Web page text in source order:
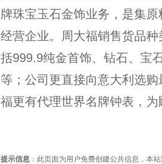
牌珠宝玉石金饰业务，是集
经营企业。周大福销售货品
括999.9纯金首饰、钻石、宝
等；公司更直接向意大利选
福更有代理世界名牌钟表，为
提示信息 ：此页面为用户免费创建公共信息，本